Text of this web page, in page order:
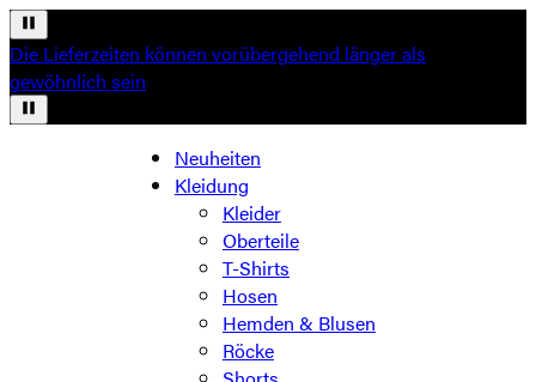
Die Lieferzeiten können vorübergehend länger als
gewöhnlich sein
Neuheiten
Kleidung
Kleider
Oberteile
T-Shirts
Hosen
Hemden & Blusen
Röcke